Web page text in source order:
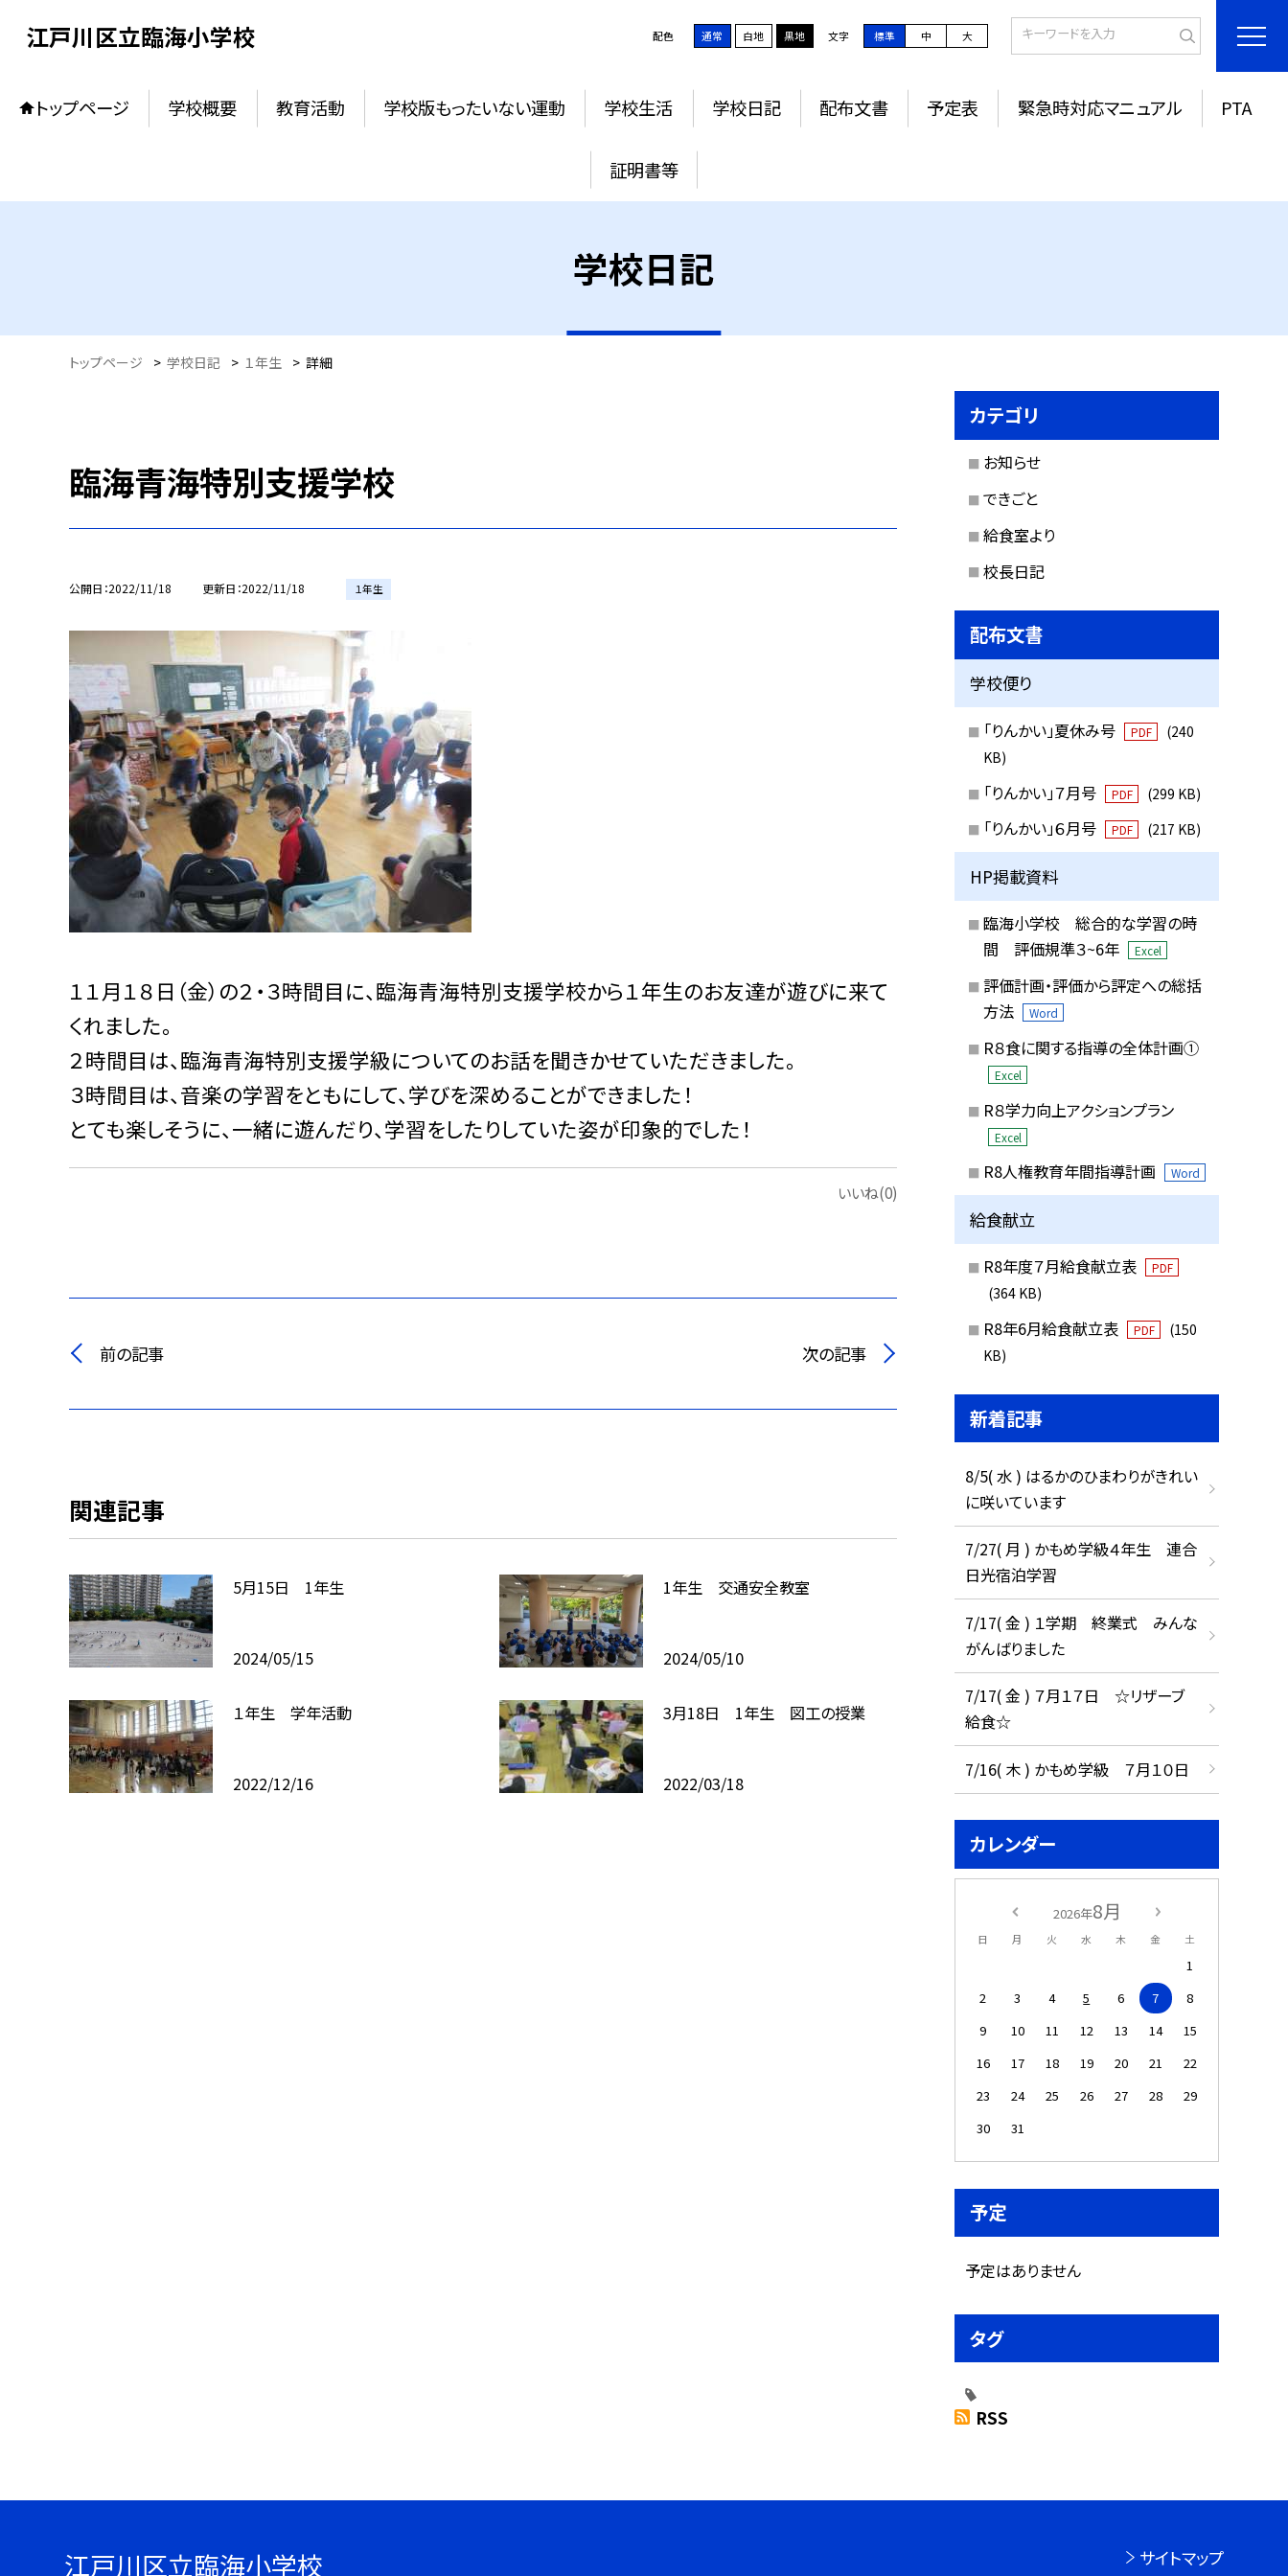
江戸川区立臨海小学校 配色 通常 白地 黒地 文字 標準 中 大
トップページ 学校概要 教育活動 学校版もったいない運動 学校生活 学校日記 配布文書 予定表 緊急時対応マニュアル PTA
証明書等
学校日記
トップページ > 学校日記 > １年生 > 詳細
臨海青海特別支援学校
公開日 2022/11/18 更新日 2022/11/18 １年生
１１月１８日（金）の２・３時間目に、臨海青海特別支援学校から１年生のお友達が遊びに来て
くれました。
２時間目は、臨海青海特別支援学級についてのお話を聞きかせていただきました。
３時間目は、音楽の学習をともにして、学びを深めることができました！
とても楽しそうに、一緒に遊んだり、学習をしたりしていた姿が印象的でした！
いいね(0)
前の記事 次の記事
関連記事
5月15日 1年生
2024/05/15
1年生 交通安全教室
2024/05/10
１年生 学年活動
2022/12/16
3月18日 1年生 図工の授業
2022/03/18
カテゴリ
お知らせ
できごと
給食室より
校長日記
配布文書
学校便り
「りんかい」夏休み号 PDF
(240
KB)
「りんかい」７月号 PDF (299 KB)
「りんかい」６月号 PDF (217 KB)
HP掲載資料
臨海小学校 総合的な学習の時
間 評価規準３~6年
Excel
評価計画・評価から評定への総括
方法
Word
R８食に関する指導の全体計画①
Excel
R８学力向上アクションプラン
Excel
R8人権教育年間指導計画 Word
給食献立
R8年度７月給食献立表 PDF
(364 KB)
R8年6月給食献立表 PDF
(150
KB)
新着記事
8/5( 水 ) はるかのひまわりがきれい
に咲いています
7/27( 月 ) かもめ学級４年生 連合
日光宿泊学習
7/17( 金 ) １学期 終業式 みんな
がんばりました
7/17( 金 ) ７月１７日 ☆リザーブ
給食☆
7/16( 木 ) かもめ学級 ７月１０日
カレンダー
2026年8月
日 月 火 水 木 金 土
1
2
3 4 5 6 7
8
9
10 11 12 13 14
15
16
17 18 19 20 21
22
23
24 25 26 27 28
29
30
31
予定
予定はありません
タグ
RSS
江戸川区立臨海小学校 サイトマップ